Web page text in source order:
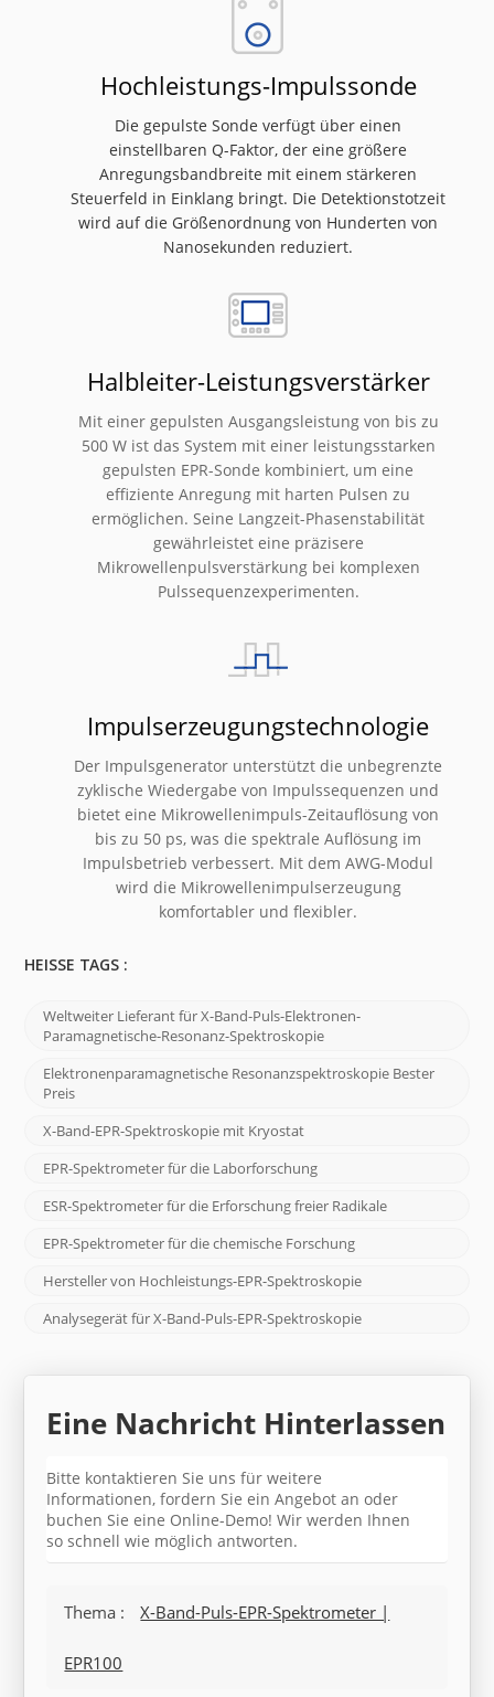
Hochleistungs-Impulssonde
Die gepulste Sonde verfügt über einen
einstellbaren Q-Faktor, der eine größere
Anregungsbandbreite mit einem stärkeren
Steuerfeld in Einklang bringt. Die Detektionstotzeit
wird auf die Größenordnung von Hunderten von
Nanosekunden reduziert.
Halbleiter-Leistungsverstärker
Mit einer gepulsten Ausgangsleistung von bis zu
500 W ist das System mit einer leistungsstarken
gepulsten EPR-Sonde kombiniert, um eine
effiziente Anregung mit harten Pulsen zu
ermöglichen. Seine Langzeit-Phasenstabilität
gewährleistet eine präzisere
Mikrowellenpulsverstärkung bei komplexen
Pulssequenzexperimenten.
Impulserzeugungstechnologie
Der Impulsgenerator unterstützt die unbegrenzte
zyklische Wiedergabe von Impulssequenzen und
bietet eine Mikrowellenimpuls-Zeitauflösung von
bis zu 50 ps, was die spektrale Auflösung im
Impulsbetrieb verbessert. Mit dem AWG-Modul
wird die Mikrowellenimpulserzeugung
komfortabler und flexibler.
HEISSE TAGS :
Weltweiter Lieferant für X-Band-Puls-Elektronen-
Paramagnetische-Resonanz-Spektroskopie
Elektronenparamagnetische Resonanzspektroskopie Bester
Preis
X-Band-EPR-Spektroskopie mit Kryostat
EPR-Spektrometer für die Laborforschung
ESR-Spektrometer für die Erforschung freier Radikale
EPR-Spektrometer für die chemische Forschung
Hersteller von Hochleistungs-EPR-Spektroskopie
Analysegerät für X-Band-Puls-EPR-Spektroskopie
Eine Nachricht Hinterlassen
Bitte kontaktieren Sie uns für weitere
Informationen, fordern Sie ein Angebot an oder
buchen Sie eine Online-Demo! Wir werden Ihnen
so schnell wie möglich antworten.
Thema : X-Band-Puls-EPR-Spektrometer |
EPR100